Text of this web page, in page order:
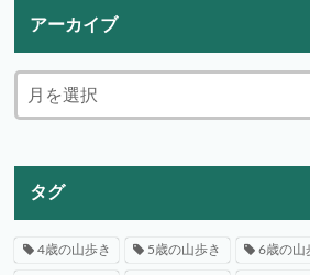
アーカイブ
タグ
4歳の山歩き 5歳の山歩き 6歳の山